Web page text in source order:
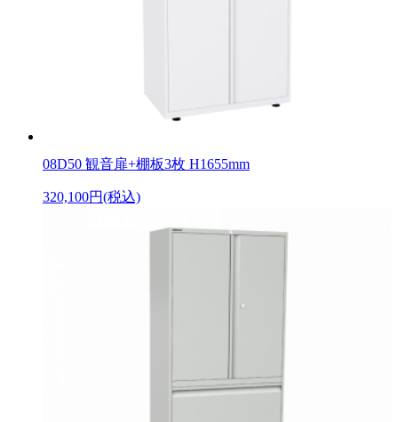
08D50 観音扉+棚板3枚 H1655mm
320,100円(税込)